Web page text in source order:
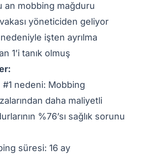
an mobbing mağduru
yöneticiden geliyor
işten ayrılma
1’i tanık olmuş
nedeni: Mobbing
daha maliyetli
%76’sı sağlık sorunu
süresi: 16 ay